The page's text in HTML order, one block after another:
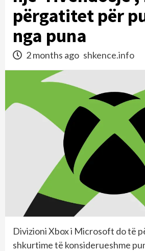
përgatitet për
nga puna
2 months ago shkence.info
Divizioni Xbox i Microsoft do të
shkurtime të konsiderueshme